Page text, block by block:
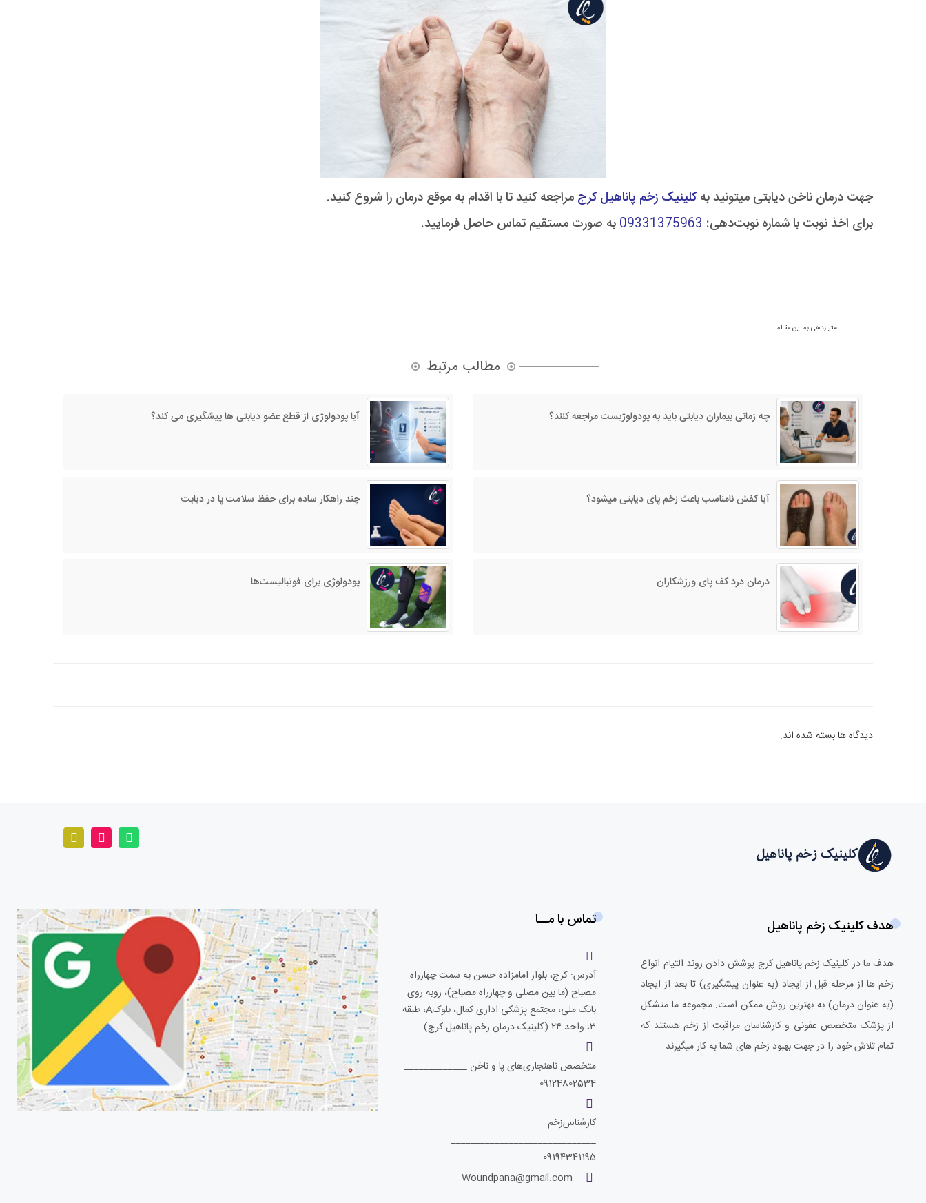
جهت درمان ناخن دیابتی میتونید بهکلینیک زخم پاناهیل کرج مراجعه کنید تا با اقدام به موقع درمان را شروع کنید.
برای اخذ نوبت با شماره نوبت‌دهی: 09331375963 به صورت مستقیم تماس حاصل فرمایید.
امتیازدهی به این مقاله
مطالب مرتبط
چه زمانی بیماران دیابتی باید به پودولوژیست مراجعه کنند؟ آیا پودولوژی از قطع عضو دیابتی ها پیشگیری می‌ کند؟
آیا کفش نامناسب باعث زخم پای دیابتی میشود؟ چند راهکار ساده برای حفظ سلامت پا در دیابت
درمان درد کف پای ورزشکاران پودولوژی برای فوتبالیست‌ها
دیدگاه ها بسته شده اند.
هدف کلینیک زخم پاناهیل
هدف ما در کلینیک زخم پاناهیل کرج پوشش دادن روند التیام انواع
زخم ها از مرحله قبل از ایجاد (به عنوان پیشگیری) تا بعد از ایجاد
(به عنوان درمان) به بهترین روش ممکن است. مجموعه ما متشکل
از پزشک متخصص عفونی و کارشناسان مراقبت از زخم هستند که
تمام تلاش خود را در جهت بهبود زخم های شما به کار میگیرند.
تماس با مــا
آدرس: کرج، بلوار امامزاده حسن به سمت چهارراه
مصباح (ما بین مصلی و چهارراه مصباح)، روبه روی
بانک ملی، مجتمع پزشکی اداری کمال، بلوکA، طبقه
۳، واحد ۲۴ (کلینیک درمان زخم پاناهیل کرج)
متخصص ناهنجاری‌های پا و ناخن _____________
09124802534
کارشناس‌زخم
______________________________
09194341195
Woundpana@gmail.com